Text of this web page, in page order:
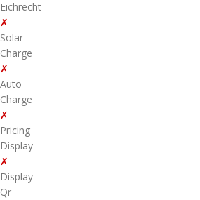
Eichrecht
✗
Solar
Charge
✗
Auto
Charge
✗
Pricing
Display
✗
Display
Qr